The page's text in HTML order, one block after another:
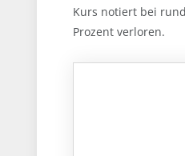
Kurs notiert bei
Prozent verloren.